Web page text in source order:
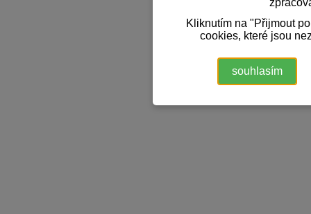
Kliknutím na "Přijmout
cookies, které jsou
souhlasím